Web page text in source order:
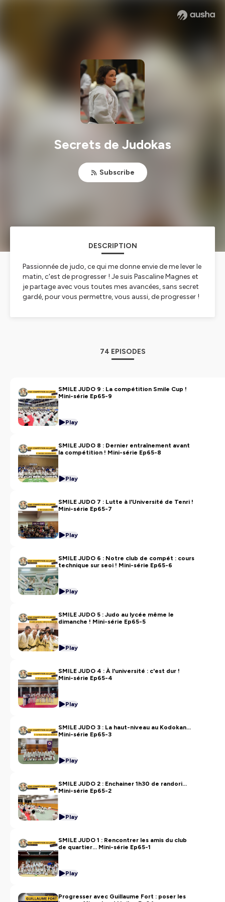
Secrets de Judokas
Subscribe
DESCRIPTION
Passionnée de judo, ce qui me donne envie de me lever le
matin, c'est de progresser ! Je suis Pascaline Magnes et
je partage avec vous toutes mes avancées, sans secret
gardé, pour vous permettre, vous aussi, de progresser !
Hébergé par Ausha. Visitez ausha.co/politique-de-
pour plus d'informations.
74 EPISODES
SMILE JUDO 9 : La compétition Smile Cup !
Mini-série Ep65-9
Play
SMILE JUDO 8 : Dernier entraînement avant
la compétition ! Mini-série Ep65-8
Play
SMILE JUDO 7 : Lutte à l'Université de Tenri !
Mini-série Ep65-7
Play
SMILE JUDO 6 : Notre club de compét : cours
technique sur seoi ! Mini-série Ep65-6
Play
SMILE JUDO 5 : Judo au lycée même le
dimanche ! Mini-série Ep65-5
Play
SMILE JUDO 4 : À l'université : c'est dur !
Mini-série Ep65-4
Play
SMILE JUDO 3 : La haut-niveau au Kodokan...
Mini-série Ep65-3
Play
SMILE JUDO 2 : Enchainer 1h30 de randori...
Mini-série Ep65-2
Play
SMILE JUDO 1 : Rencontrer les amis du club
de quartier... Mini-série Ep65-1
Play
Progresser avec Guillaume Fort : poser les